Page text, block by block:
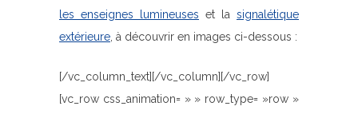
les enseignes lumineuses et la signalétique
extérieure, à découvrir en images ci-dessous :
[/vc_column_text][/vc_column][/vc_row]
[vc_row css_animation= » » row_type= »row »